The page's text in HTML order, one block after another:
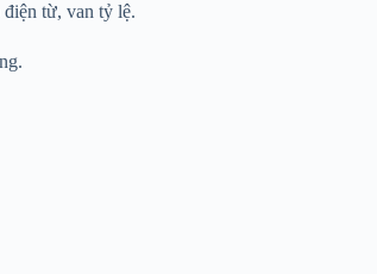
từ, van tỷ lệ.